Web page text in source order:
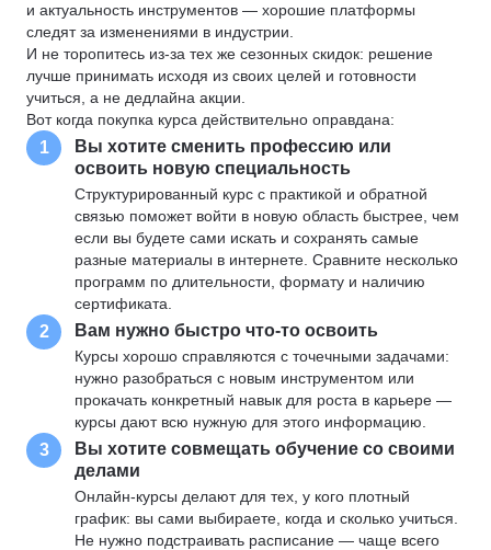
и актуальность инструментов — хорошие платформы
следят за изменениями в индустрии.
И не торопитесь из-за тех же сезонных скидок: решение
лучше принимать исходя из своих целей и готовности
учиться, а не дедлайна акции.
Вот когда покупка курса действительно оправдана:
1
Вы хотите сменить профессию или
освоить новую специальность
Структурированный курс с практикой и обратной
связью поможет войти в новую область быстрее, чем
если вы будете сами искать и сохранять самые
разные материалы в интернете. Сравните несколько
программ по длительности, формату и наличию
сертификата.
2 Вам нужно быстро что-то освоить
Курсы хорошо справляются с точечными задачами:
нужно разобраться с новым инструментом или
прокачать конкретный навык для роста в карьере —
курсы дают всю нужную для этого информацию.
3
Вы хотите совмещать обучение со своими
делами
Онлайн-курсы делают для тех, у кого плотный
график: вы сами выбираете, когда и сколько учиться.
Не нужно подстраивать расписание — чаще всего